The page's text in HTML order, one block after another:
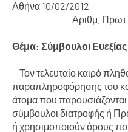
Αθήνα 10/02/2012
Αριθμ. Πρωτ
Θέμα: Σύμβουλοι Ευεξίας
Τον τελευταίο καιρό
παραπληροφόρησης του
άτομα που
σύμβουλοι διατροφής ή
ή χρησιμοποιούν όρους